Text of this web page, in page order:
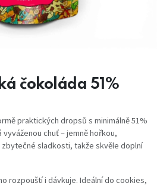
čokoláda 51%
praktických dropsů s minimálně 51%
vyváženou chuť – jemně hořkou,
sladkosti, takže skvěle doplní
rozpouští i dávkuje. Ideální do cookies,